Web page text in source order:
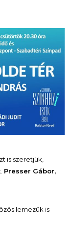
is szeretjük,
Presser Gábor,
lemezük is